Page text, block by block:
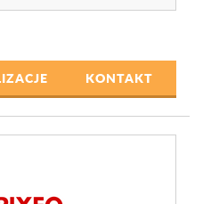
KONTAKT